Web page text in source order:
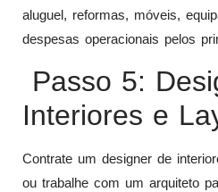
aluguel, reformas, móveis,
despesas operacionais pelos
Passo 5:
Interiores e
Contrate um designer de
ou trabalhe com um arquiteto